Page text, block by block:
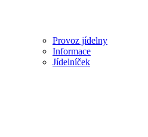
Provoz jídelny
Informace
Jídelníček